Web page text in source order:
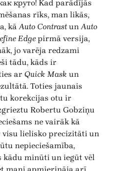
круто! Kad parādījās
rīks, man likās,
kāAuto ContrastunAuto
Edgepirmā versija,
jo varēja redzami
tādu, kāds ir
ar Quick Mask un
Toties jaunais
korekcijas otu ir
Robertu Gobziņu
ne vairāk kā
visu lielisko precizitāti un
nepieciešamība,
kādu minūti un iegūt vēl